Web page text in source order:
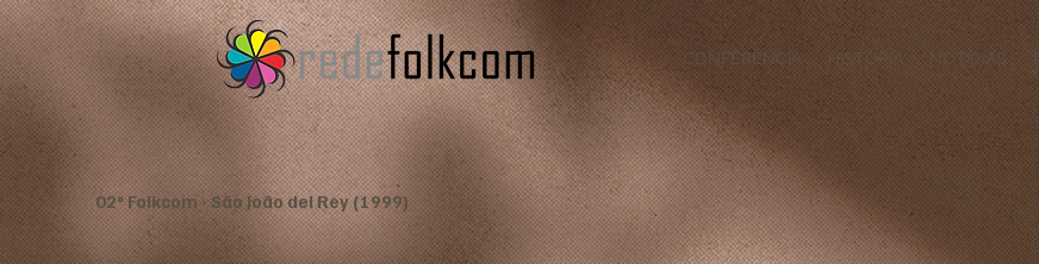
CONFERÊNCIA HISTÓRIA NOTÍCIAS
02ª Folkcom - São João del Rey (1999)